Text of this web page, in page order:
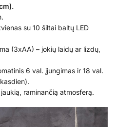
su 10 šiltai baltų LED
(3xAA) – jokių laidų ar lizdų,
6 val. įjungimas ir 18 val.
raminančią atmosferą.